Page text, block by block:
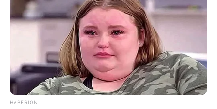
HABERION